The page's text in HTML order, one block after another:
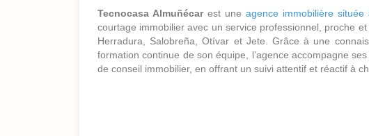
Tecnocasa Almuñécarest uneagence immobilière
courtage immobilier avec un service professionnel, proche
Herradura, Salobreña, Otívar et Jete. Grâce à une
formation continue de son équipe, l’agence accompagne
de conseil immobilier, en offrant un suivi attentif et réactif à